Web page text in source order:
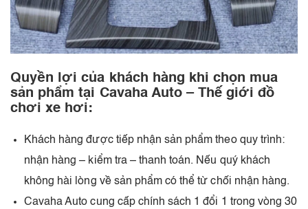
Quyền lợi của khách hàng khi chọn mua
sản phẩm tại Cavaha Auto – Thế giới đồ
chơi xe hơi:
Khách hàng được tiếp nhận sản phẩm theo quy trình:
nhận hàng – kiểm tra – thanh toán. Nếu quý khách
không hài lòng về sản phẩm có thể từ chối nhận hàng.
Cavaha Auto cung cấp chính sách 1 đổi 1 trong vòng 30